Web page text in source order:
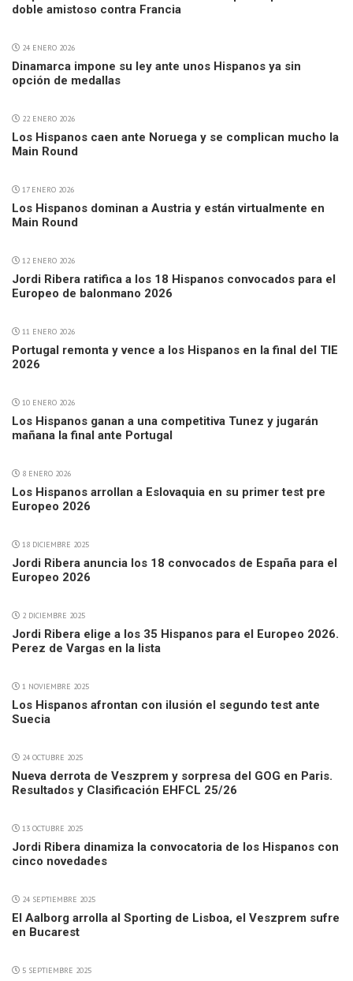
doble amistoso contra Francia
24 ENERO 2026
Dinamarca impone su ley ante unos Hispanos ya sin
opción de medallas
22 ENERO 2026
Los Hispanos caen ante Noruega y se complican mucho la
Main Round
17 ENERO 2026
Los Hispanos dominan a Austria y están virtualmente en
Main Round
12 ENERO 2026
Jordi Ribera ratifica a los 18 Hispanos convocados para el
Europeo de balonmano 2026
11 ENERO 2026
Portugal remonta y vence a los Hispanos en la final del TIE
2026
10 ENERO 2026
Los Hispanos ganan a una competitiva Tunez y jugarán
mañana la final ante Portugal
8 ENERO 2026
Los Hispanos arrollan a Eslovaquia en su primer test pre
Europeo 2026
18 DICIEMBRE 2025
Jordi Ribera anuncia los 18 convocados de España para el
Europeo 2026
2 DICIEMBRE 2025
Jordi Ribera elige a los 35 Hispanos para el Europeo 2026.
Perez de Vargas en la lista
1 NOVIEMBRE 2025
Los Hispanos afrontan con ilusión el segundo test ante
Suecia
24 OCTUBRE 2025
Nueva derrota de Veszprem y sorpresa del GOG en Paris.
Resultados y Clasificación EHFCL 25/26
13 OCTUBRE 2025
Jordi Ribera dinamiza la convocatoria de los Hispanos con
cinco novedades
24 SEPTIEMBRE 2025
El Aalborg arrolla al Sporting de Lisboa, el Veszprem sufre
en Bucarest
5 SEPTIEMBRE 2025